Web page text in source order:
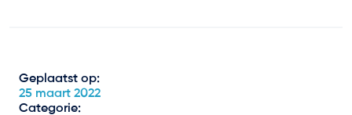
Geplaatst op:
25 maart 2022
Categorie: